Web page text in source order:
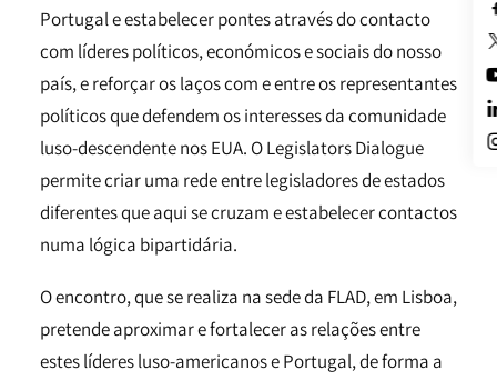
Portugal e estabelecer pontes através do contacto
com líderes políticos, económicos e sociais do nosso
país, e reforçar os laços com e entre os representantes
políticos que defendem os interesses da comunidade
luso-descendente nos EUA. O Legislators Dialogue
permite criar uma rede entre legisladores de estados
diferentes que aqui se cruzam e estabelecer contactos
numa lógica bipartidária.
O encontro, que se realiza na sede da FLAD, em Lisboa,
pretende aproximar e fortalecer as relações entre
estes líderes luso-americanos e Portugal, de forma a